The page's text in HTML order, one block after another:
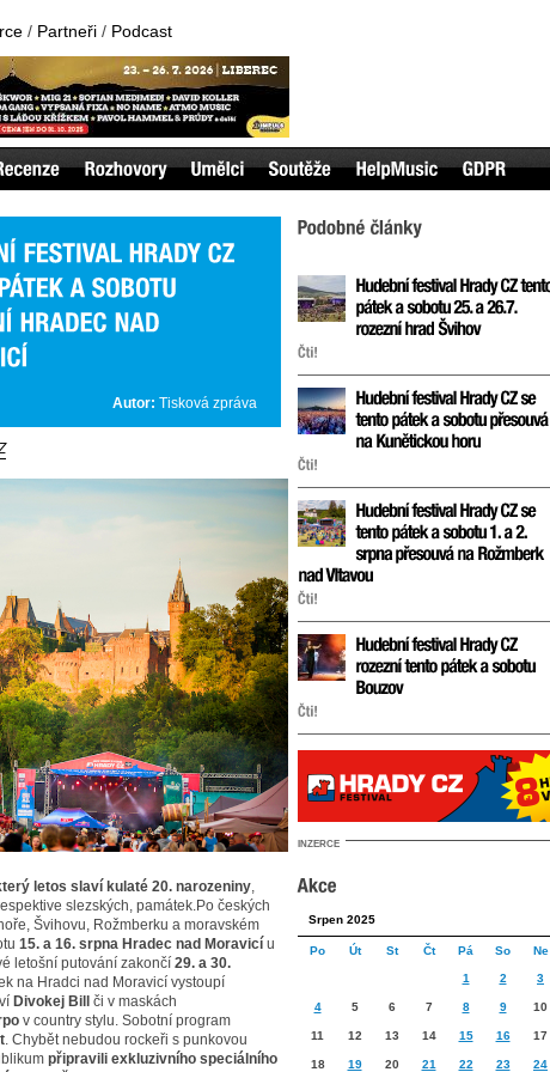
/ Partneři / Podcast
Autor: Tisková zpráva
letos slaví kulaté 20. narozeniny
slezských, památek.Po českých
Švihovu, Rožmberku a moravském
15. a 16. srpna Hradec nad Moravicí u
letošní putování zakončí 29. a 30.
na Hradci nad Moravicí vystoupí
Divokej Bill či v maskách
v country stylu. Sobotní program
. Chybět nebudou rockeři s punkovou
připravili exkluzivního speciálního
INZERCE
Srpen 2025
Po Út St Čt Pá So Ne
1 2 3
4 5 6 7 8 9 10
11 12 13 14 15 16 17
18 19 20 21 22 23 24